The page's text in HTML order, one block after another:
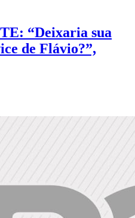
“Deixaria sua
de Flávio?”,